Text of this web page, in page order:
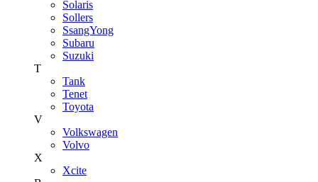
Solaris
Sollers
SsangYong
Subaru
Suzuki
T
Tank
Tenet
Toyota
V
Volkswagen
Volvo
X
Xcite